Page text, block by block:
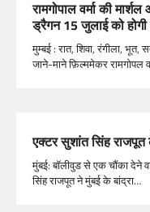
रामगोपाल वर्मा की
ड्रैगन 15 जुलाई को होगी
मुम्बई : रात, शिवा, रंगीला,
जाने-माने फ़िल्ममेकर रामगोपल
एक्टर सुशांत सिंह
मुंबई: बॉलीवुड से एक चौंका देने
सिंह राजपूत ने मुंबई के बांद्रा…